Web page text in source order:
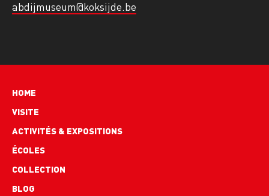
abdijmuseum@koksijde.be
Hoofdnavigatie
HOME
VISITE
ACTIVITÉS & EXPOSITIONS
ÉCOLES
COLLECTION
BLOG